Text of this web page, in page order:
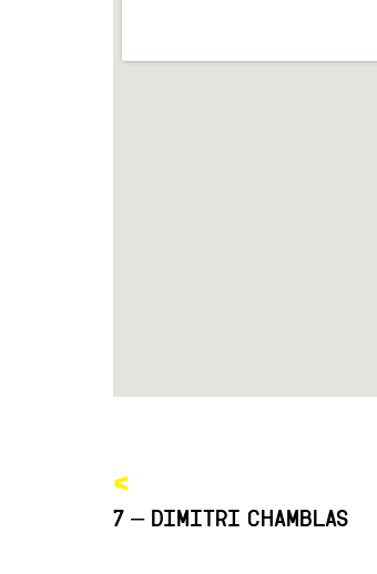
<
7 – DIMITRI CHAMBLAS